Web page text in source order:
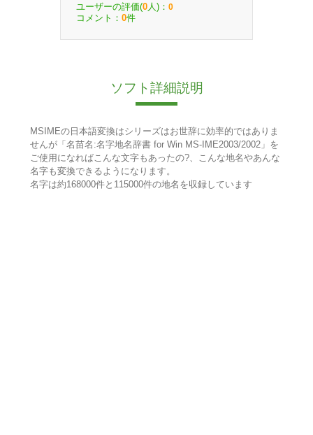
ユーザーの評価(0 人)： 0
コメント： 0件
ソフト詳細説明
MSIMEの日本語変換はシリーズはお世辞に効率的ではありま
せんが「名苗名:名字地名辞書 for Win MS-IME2003/2002」を
ご使用になればこんな文字もあったの?、こんな地名やあんな
名字も変換できるようになります。
名字は約168000件と115000件の地名を収録しています